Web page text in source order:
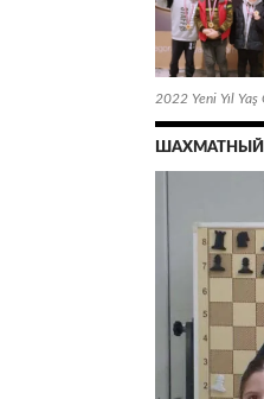
2022 Yeni Yıl Yaş
ШАХМАТНЫЙ